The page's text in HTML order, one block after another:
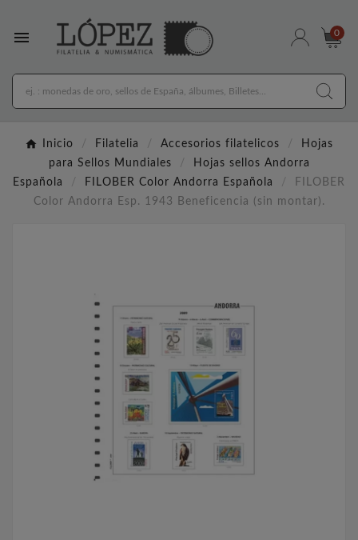
 0
Inicio Filatelia Accesorios filatelicos
Hojas
para Sellos Mundiales
Hojas sellos Andorra
Española
FILOBER Color Andorra Española
FILOBER
Color Andorra Esp. 1943 Beneficencia (sin montar).